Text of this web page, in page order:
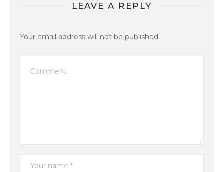
LEAVE A REPLY
Your email address will not be published.